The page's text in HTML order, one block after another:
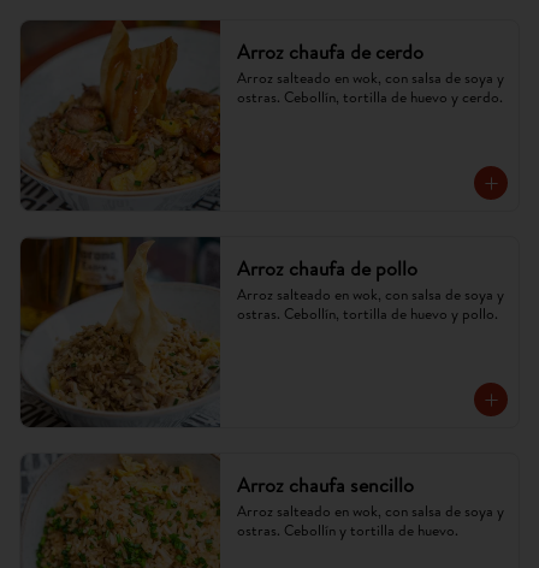
Arroz chaufa de cerdo
Arroz salteado en wok, con salsa de soya y
ostras. Cebollín, tortilla de huevo y cerdo.
Arroz chaufa de pollo
Arroz salteado en wok, con salsa de soya y
ostras. Cebollín, tortilla de huevo y pollo.
Arroz chaufa sencillo
Arroz salteado en wok, con salsa de soya y
ostras. Cebollín y tortilla de huevo.